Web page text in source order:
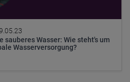
sauberes Wasser: Wie steht's um
Wasserversorgung?